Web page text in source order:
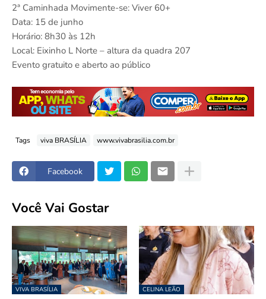
2ª Caminhada Movimente-se: Viver 60+
Data: 15 de junho
Horário: 8h30 às 12h
Local: Eixinho L Norte – altura da quadra 207
Evento gratuito e aberto ao público
Tags viva BRASÍLIA www.vivabrasilia.com.br
Facebook
Você Vai Gostar
VIVA BRASÍLIA CELINA LEÃO